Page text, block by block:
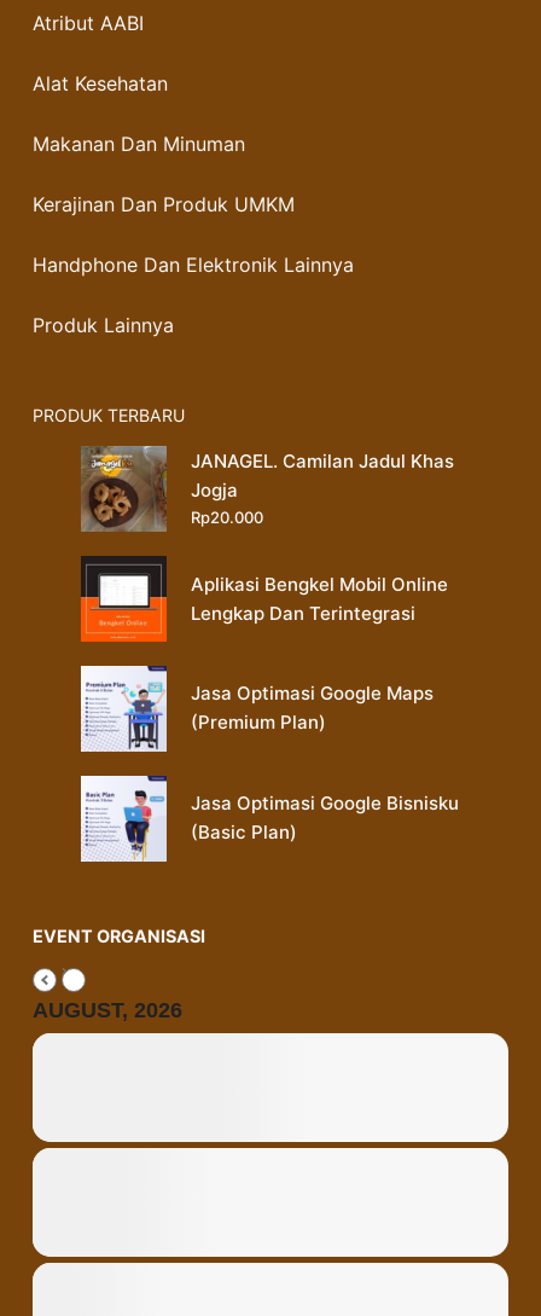
Atribut AABI
Alat Kesehatan
Makanan Dan Minuman
Kerajinan Dan Produk UMKM
Handphone Dan Elektronik Lainnya
Produk Lainnya
PRODUK TERBARU
JANAGEL. Camilan Jadul Khas
Jogja
Rp20.000
Aplikasi Bengkel Mobil Online
Lengkap Dan Terintegrasi
Jasa Optimasi Google Maps
(Premium Plan)
Jasa Optimasi Google Bisnisku
(Basic Plan)
EVENT ORGANISASI
AUGUST, 2026